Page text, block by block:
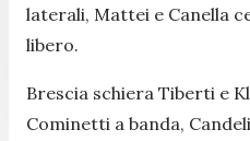
laterali, Mattei e Canella
libero.
Brescia schiera Tiberti e
Cominetti a banda,